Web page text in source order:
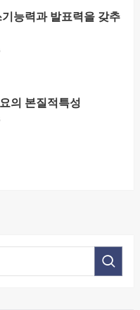
능력과 발표력을 갖추
의 본질적특성